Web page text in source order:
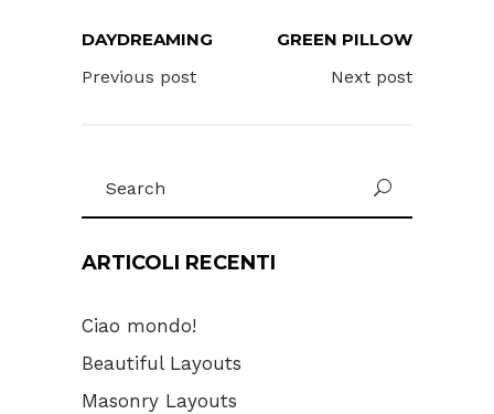
DAYDREAMING
Previous post
GREEN PILLOW
Next post
for:
ARTICOLI RECENTI
Ciao mondo!
Beautiful Layouts
Masonry Layouts